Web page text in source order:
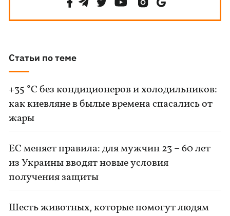
Статьи по теме
+35 °C без кондиционеров и холодильников:
как киевляне в былые времена спасались от
жары
ЕС меняет правила: для мужчин 23 – 60 лет
из Украины вводят новые условия
получения защиты
Шесть животных, которые помогут людям